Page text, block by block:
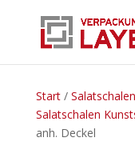
Start/
Salatschalen
anh. Deckel